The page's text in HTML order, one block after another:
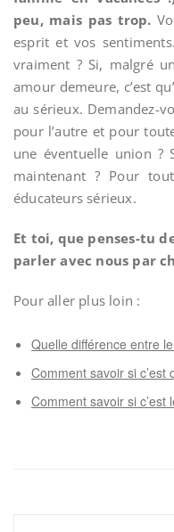
peu, mais pas trop.
esprit et vos
vraiment ? Si, malgré
amour demeure, c’est
au sérieux. Demandez-
pour l’autre et pour
une éventuelle union ?
maintenant ? Pour
éducateurs sérieux.
Et toi, que penses-tu
parler avec nous par
Pour aller plus loin :
Quelle différence entre
Comment savoir si c’est
Comment savoir si c’est